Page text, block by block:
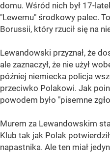
domu. Wśród nich był 17-
"Lewemu" środkowy palec.
Borussii, który rzucił się na
Lewandowski przyznał, że
ale zaznaczył, że nie użył
później niemiecka policja
przeciwko Polakowi. Jak
powodem było "pisemne
Murem za Lewandowskim
Klub tak jak Polak
napastnika. Ale ten miał